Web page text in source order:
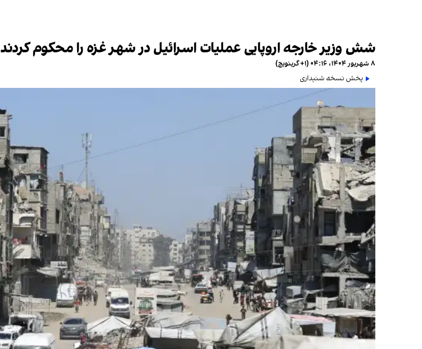
شش وزیر خارجه اروپایی عملیات اسرائیل در شهر غزه را محکوم کردند
۸ شهریور ۱۴۰۴، ۰۴:۱۶ (‎+۱ گرینویچ)
پخش نسخه شنیداری